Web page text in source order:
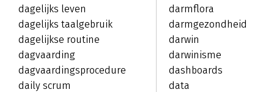
dagelijks leven
dagelijks taalgebruik
dagelijkse routine
dagvaarding
dagvaardingsprocedure
daily scrum
darmflora
darmgezondheid
darwin
darwinisme
dashboards
data